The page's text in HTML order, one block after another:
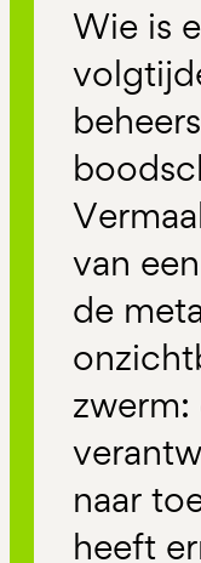
Wie is
van
de
naar
heeft